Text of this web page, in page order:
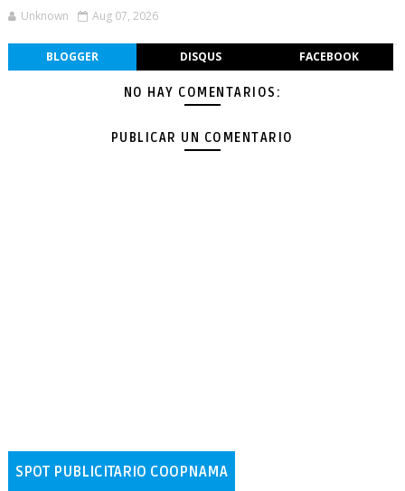
Unknown Aug 07, 2026
BLOGGER DISQUS FACEBOOK
NO HAY COMENTARIOS:
PUBLICAR UN COMENTARIO
SPOT PUBLICITARIO COOPNAMA